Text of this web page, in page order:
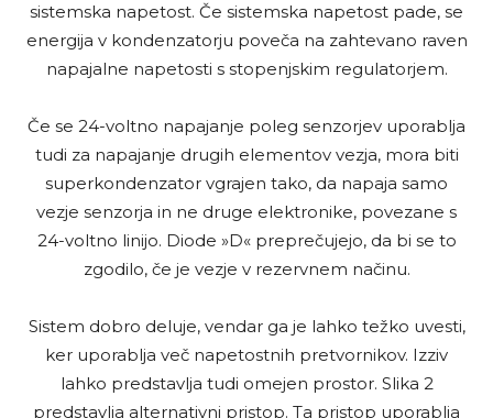
sistemska napetost. Če sistemska napetost pade, se
energija v kondenzatorju poveča na zahtevano raven
napajalne napetosti s stopenjskim regulatorjem.
Če se 24-voltno napajanje poleg senzorjev uporablja
tudi za napajanje drugih elementov vezja, mora biti
superkondenzator vgrajen tako, da napaja samo
vezje senzorja in ne druge elektronike, povezane s
24-voltno linijo. Diode »D« preprečujejo, da bi se to
zgodilo, če je vezje v rezervnem načinu.
Sistem dobro deluje, vendar ga je lahko težko uvesti,
ker uporablja več napetostnih pretvornikov. Izziv
lahko predstavlja tudi omejen prostor. Slika 2
predstavlja alternativni pristop. Ta pristop uporablja